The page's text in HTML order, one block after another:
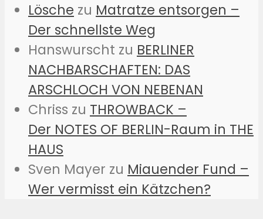
Lösche zu Matratze entsorgen –
Der schnellste Weg
Hanswurscht zu BERLINER
NACHBARSCHAFTEN: DAS
ARSCHLOCH VON NEBENAN
Chriss zu THROWBACK –
Der NOTES OF BERLIN-Raum in THE
HAUS
Sven Mayer zu Miauender Fund –
Wer vermisst ein Kätzchen?